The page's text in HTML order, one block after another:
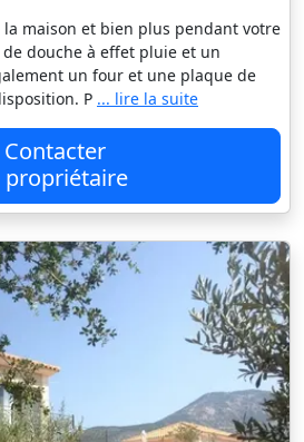
maison et bien plus pendant votre
douche à effet pluie et un
un four et une plaque de
P ... lire la suite
Contacter
propriétaire